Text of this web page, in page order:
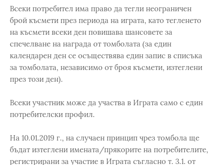
Всеки потребител има право да тегли неограничен
брой късмети през периода на играта, като тегленето
на късмети всеки ден повишава шансовете за
спечелване на награда от томболата (за един
календарен ден се осъществява един запис в списъка
за томболата, независимо от броя късмети, изтеглени
през този ден).
Всеки участник може да участва в Играта само с един
потребителски профил.
На 10.01.2019 г., на случаен принцип чрез томбола ще
бъдат изтеглени имената/прякорите на потребителите,
регистрирани за участие в Играта съгласно т. 3.1. от